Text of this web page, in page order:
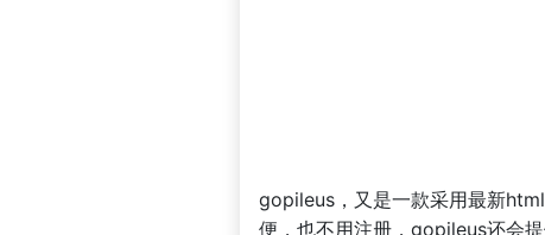
gopileus，又是一款采用最新
便，也不用注册，gopileus还会